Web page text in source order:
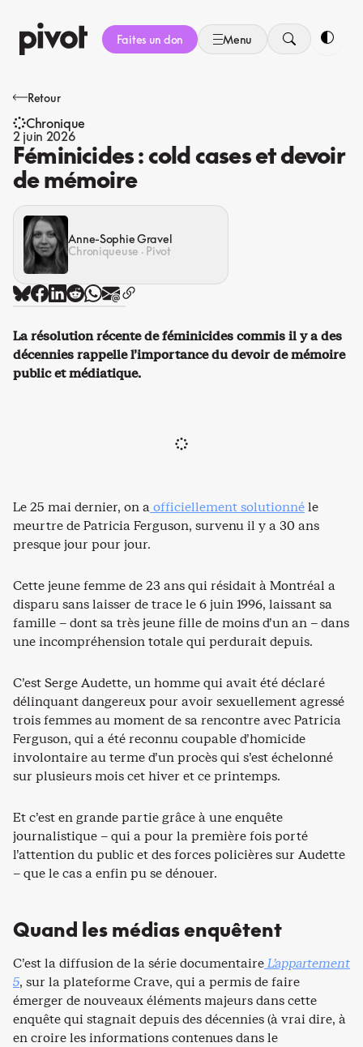
au
contenu
Faites un don Menu
Retour
Chronique
2 juin 2026
Féminicides : cold cases et devoir
de mémoire
Anne-Sophie Gravel
Chroniqueuse · Pivot
La résolution récente de féminicides commis il y a des
décennies rappelle l’importance du devoir de mémoire
public et médiatique.
Le 25 mai dernier, on aofficiellement solutionnéle
meurtre de Patricia Ferguson, survenu il y a 30 ans
presque jour pour jour.
Cette jeune femme de 23 ans qui résidait à Montréal a
disparu sans laisser de trace le 6 juin 1996, laissant sa
famille – dont sa très jeune fille de moins d’un an – dans
une incompréhension totale qui perdurait depuis.
C’est Serge Audette, un homme qui avait été déclaré
délinquant dangereux pour avoir sexuellement agressé
trois femmes au moment de sa rencontre avec Patricia
Ferguson, qui a été reconnu coupable d’homicide
involontaire au terme d’un procès qui s’est échelonné
sur plusieurs mois cet hiver et ce printemps.
Et c’est en grande partie grâce à une enquête
journalistique – qui a pour la première fois porté
l’attention du public et des forces policières sur Audette
– que le cas a enfin pu se dénouer.
Quand les médias enquêtent
C’est la diffusion de la série documentaireL’appartement
5, sur la plateforme Crave, qui a permis de faire
émerger de nouveaux éléments majeurs dans cette
enquête qui stagnait depuis des décennies (à vrai dire, à
en croire les informations contenues dans le